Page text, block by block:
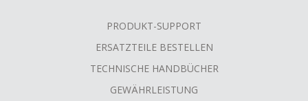
PRODUKT-SUPPORT
ERSATZTEILE BESTELLEN
TECHNISCHE HANDBÜCHER
GEWÄHRLEISTUNG